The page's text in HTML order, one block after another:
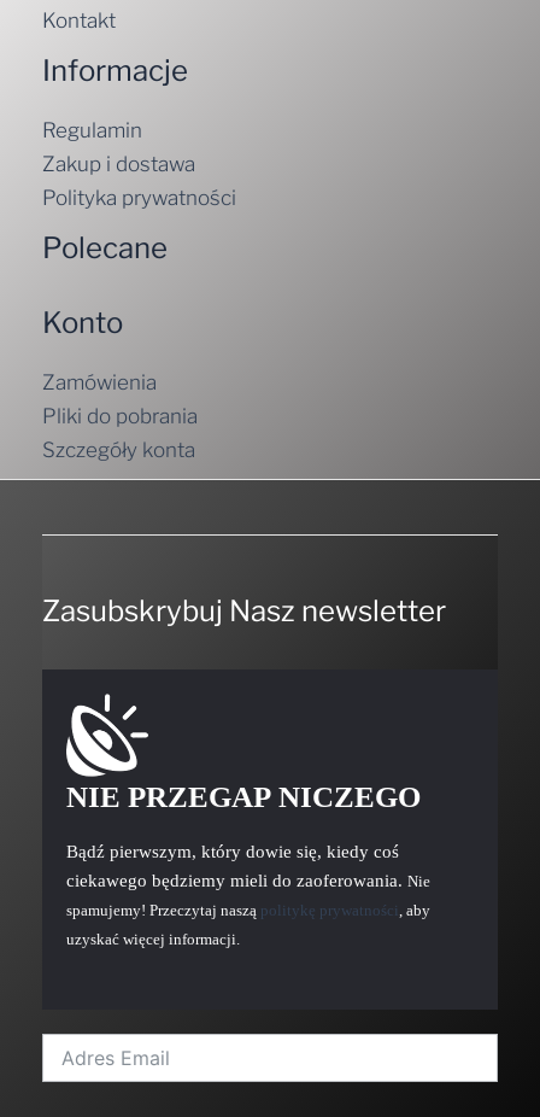
Kontakt
Informacje
Regulamin
Zakup i dostawa
Polityka prywatności
Polecane
Konto
Zamówienia
Pliki do pobrania
Szczegóły konta
Zasubskrybuj Nasz newsletter
NIE PRZEGAP NICZEGO
Bądź pierwszym, który dowie się, kiedy coś
ciekawego będziemy mieli do zaoferowania. Nie
spamujemy! Przeczytaj naszą politykę prywatności, aby
uzyskać więcej informacji.